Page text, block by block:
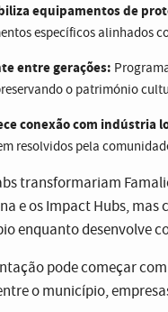
equipamentos de
específicos alinhados
entre gerações:
o património
conexão com indústria
resolvidos pela
transformariam
e os Impact Hubs,
enquanto desenvolve
pode começar
o município,